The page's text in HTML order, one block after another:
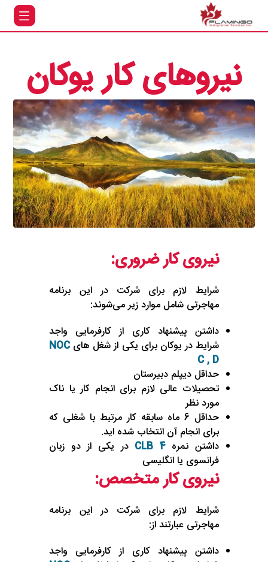
نیروهای کار یوکان
نیروی کار ضروری:
شرایط لازم برای شرکت در این برنامه
مهاجرتی شامل موارد زیر می‌شوند:
داشتن پیشنهاد کاری از کارفرمایی واجد
شرایط در یوکان برای یکی از شغل هایNOC
C , D
حداقل دیپلم دبیرستان
تحصیلات عالی لازم برای انجام کار یا ناک
مورد نظر
حداقل 6 ماه سابقه کار مرتبط با شغلی که
برای انجام آن انتخاب شده اید.
داشتن نمره CLB 4
در یکی از دو زبان
فرانسوی یا انگلیسی
نیروی کار متخصص:
شرایط لازم برای شرکت در این برنامه
مهاجرتی عبارتند از:
داشتن پیشنهاد کاری از کارفرمایی واجد